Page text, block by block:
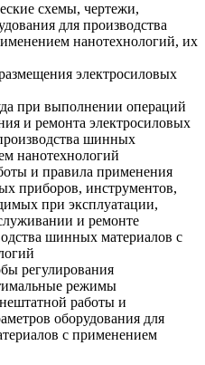
схемы, чертежи,
для производства
нанотехнологий, их
электросиловых
при выполнении операций
и ремонта электросиловых
шинных
нанотехнологий
и правила применения
приборов, инструментов,
при эксплуатации,
и ремонте
шинных материалов с
регулирования
режимы
работы и
оборудования для
с применением